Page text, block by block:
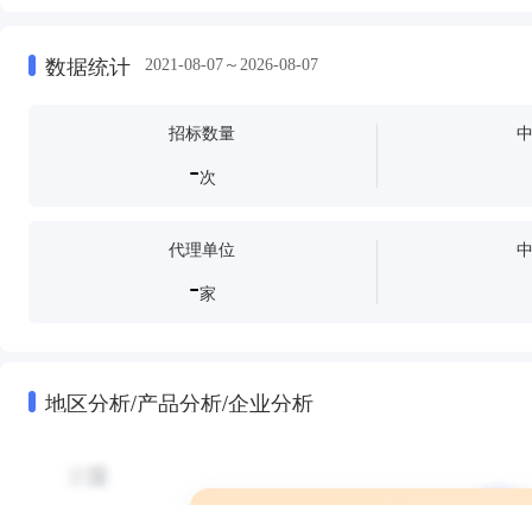
数据统计 2021-08-07～2026-08-07
招标数量
-次
代理单位
-家
地区分析/产品分析/企业分析